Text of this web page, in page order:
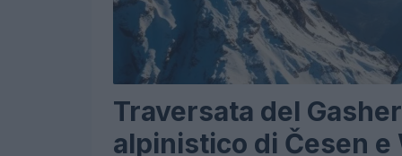
Traversata del
alpinistico di Česen e